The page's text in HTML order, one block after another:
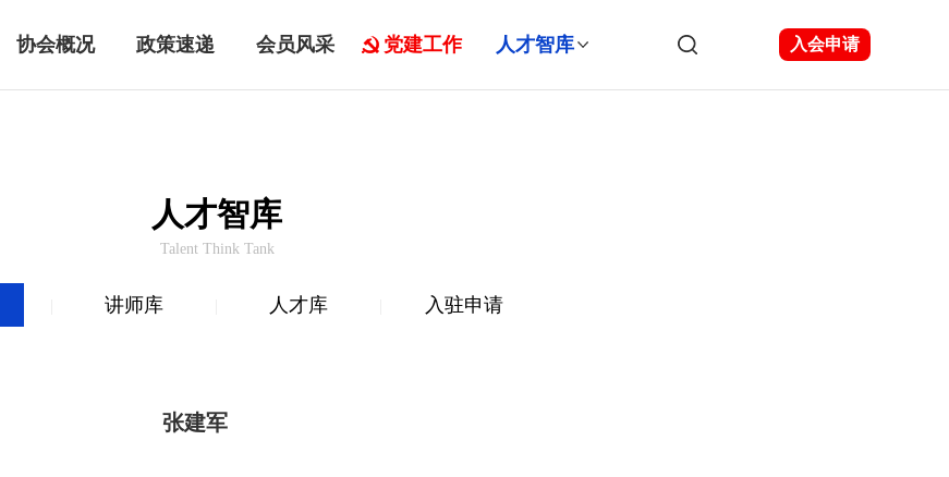
协会概况 政策速递 会员风采 党建工作 人才智库 入会申请
人才智库
Talent Think Tank
讲师库 人才库 入驻申请
张建军